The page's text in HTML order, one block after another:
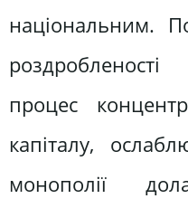
національним.
процес
капіталу,
монополії